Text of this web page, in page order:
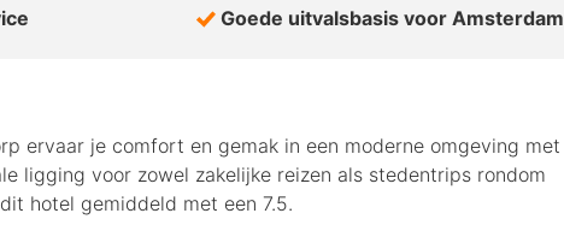
Goede uitvalsbasis voor Amsterdam
ervaar je comfort en gemak in een moderne omgeving met
ligging voor zowel zakelijke reizen als stedentrips rondom
hotel gemiddeld met een 7.5.